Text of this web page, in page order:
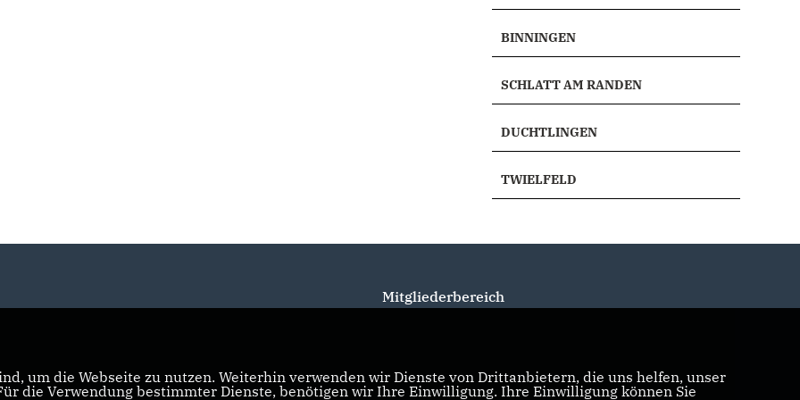
BINNINGEN
SCHLATT AM RANDEN
DUCHTLINGEN
TWIELFELD
Mitgliederbereich
um die Webseite zu nutzen. Weiterhin verwenden wir Dienste von Drittanbietern, die uns helfen, unser
die Verwendung bestimmter Dienste, benötigen wir Ihre Einwilligung. Ihre Einwilligung können Sie